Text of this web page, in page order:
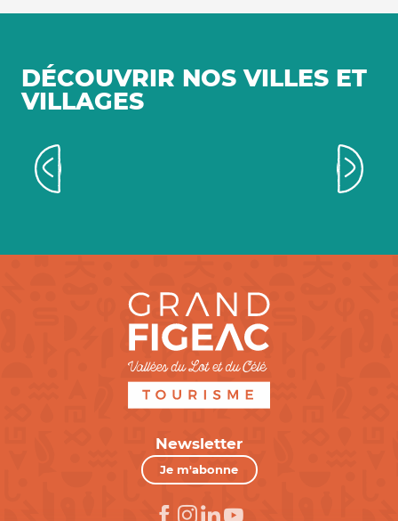
DÉCOUVRIR NOS VILLES ET
VILLAGES
Newsletter
Je m'abonne